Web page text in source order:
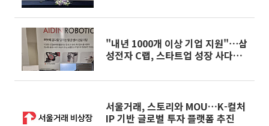
"내년 1000개 이상 기업 지원"⋯삼
성전자 C랩, 스타트업 성장 사다리
서울거래, 스토리와 MOU…K-컬처
IP 기반 글로벌 투자 플랫폼 추진